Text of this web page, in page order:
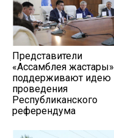
Представители
«Ассамблея жастары»
поддерживают идею
проведения
Республиканского
референдума